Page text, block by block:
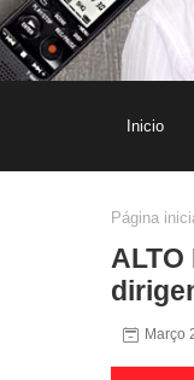
Inicio
Página
Março